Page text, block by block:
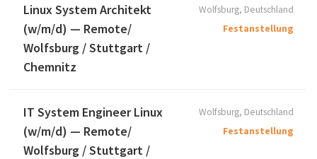
Linux System Architekt
(w/m/d) — Remote/
Wolfsburg / Stuttgart /
Chemnitz
Wolfsburg, Deutschland
Festanstellung
IT System Engineer Linux
(w/m/d) — Remote/
Wolfsburg / Stuttgart /
Wolfsburg, Deutschland
Festanstellung